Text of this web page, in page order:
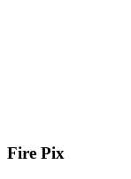
Fire Pix